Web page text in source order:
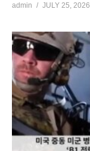
admin JULY 25, 2026